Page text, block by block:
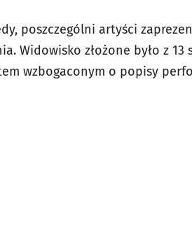
poszczególni artyści
Widowisko złożone było z
wzbogaconym o popisy